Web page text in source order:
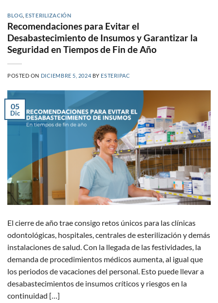
BLOG ,ESTERILIZACIÓN
Recomendaciones para Evitar el
Desabastecimiento de Insumos y Garantizar la
Seguridad en Tiempos de Fin de Año
POSTED ON DICIEMBRE 5, 2024 BY ESTERIPAC
05
Dic
El cierre de año trae consigo retos únicos para las clínicas
odontológicas, hospitales, centrales de esterilización y demás
instalaciones de salud. Con la llegada de las festividades, la
demanda de procedimientos médicos aumenta, al igual que
los periodos de vacaciones del personal. Esto puede llevar a
desabastecimientos de insumos críticos y riesgos en la
continuidad […]